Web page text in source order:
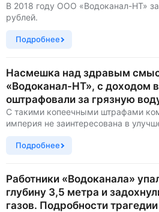
В 2018 году ООО «Водоканал-НТ»
рублей.
Подробнее
Насмешка над здравым
«Водоканал-НТ», с доходом
оштрафовали за грязную
С такими копеечными штрафами
империя не заинтересована в
Подробнее
Работники «Водоканала»
глубину 3,5 метра и
газов. Подробности